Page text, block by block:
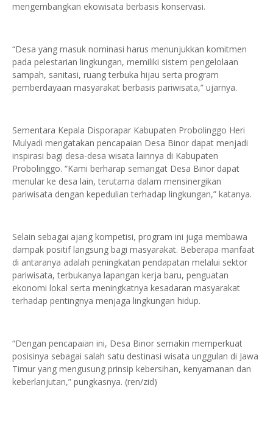
mengembangkan ekowisata berbasis konservasi.
“Desa yang masuk nominasi harus menunjukkan komitmen
pada pelestarian lingkungan, memiliki sistem pengelolaan
sampah, sanitasi, ruang terbuka hijau serta program
pemberdayaan masyarakat berbasis pariwisata,” ujarnya.
Sementara Kepala Disporapar Kabupaten Probolinggo Heri
Mulyadi mengatakan pencapaian Desa Binor dapat menjadi
inspirasi bagi desa-desa wisata lainnya di Kabupaten
Probolinggo. “Kami berharap semangat Desa Binor dapat
menular ke desa lain, terutama dalam mensinergikan
pariwisata dengan kepedulian terhadap lingkungan,” katanya.
Selain sebagai ajang kompetisi, program ini juga membawa
dampak positif langsung bagi masyarakat. Beberapa manfaat
di antaranya adalah peningkatan pendapatan melalui sektor
pariwisata, terbukanya lapangan kerja baru, penguatan
ekonomi lokal serta meningkatnya kesadaran masyarakat
terhadap pentingnya menjaga lingkungan hidup.
“Dengan pencapaian ini, Desa Binor semakin memperkuat
posisinya sebagai salah satu destinasi wisata unggulan di Jawa
Timur yang mengusung prinsip kebersihan, kenyamanan dan
keberlanjutan,” pungkasnya. (ren/zid)